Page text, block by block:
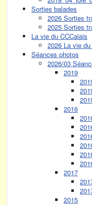
Sorties balades
2026 Sorties
2025 Sorties
La vie du CCCalais
2026 La vie
Séances photos
2026/03
2019
2016
2017
2015